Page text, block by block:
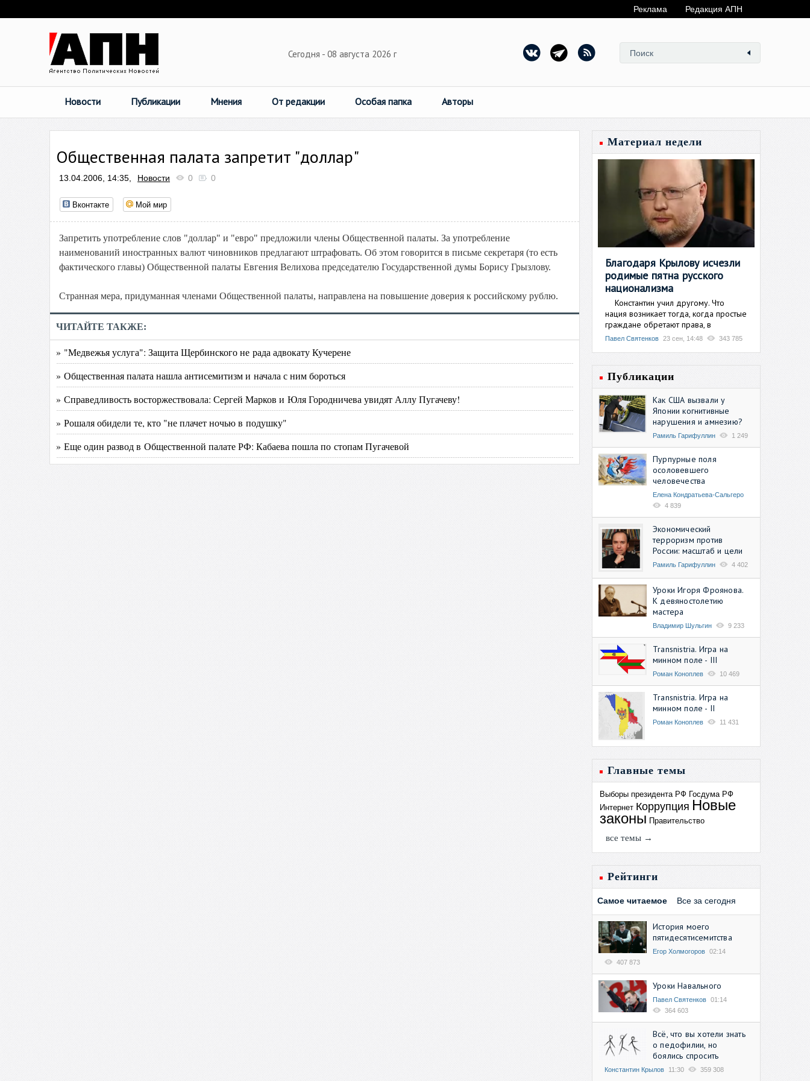
Реклама Редакция АПН
Сегодня - 08 августа 2026 г
Новости Публикации Мнения От редакции Особая папка Авторы
Общественная палата запретит "доллар"
13.04.2006, 14:35, Новости 0 0
Вконтакте Мой мир
Запретить употребление слов "доллар" и "евро" предложили члены Общественной палаты. За употребление
наименований иностранных валют чиновников предлагают штрафовать. Об этом говорится в письме секретаря (то есть
фактического главы) Общественной палаты Евгения Велихова председателю Государственной думы Борису Грызлову.
Странная мера, придуманная членами Общественной палаты, направлена на повышение доверия к российскому рублю.
ЧИТАЙТЕ ТАКЖЕ:
» "Медвежья услуга": Защита Щербинского не рада адвокату Кучерене
» Общественная палата нашла антисемитизм и начала с ним бороться
» Справедливость восторжествовала: Сергей Марков и Юля Городничева увидят Аллу Пугачеву!
» Рошаля обидели те, кто "не плачет ночью в подушку"
» Еще один развод в Общественной палате РФ: Кабаева пошла по стопам Пугачевой
Материал недели
Благодаря Крылову исчезли
родимые пятна русского
национализма
Константин учил другому. Что
нация возникает тогда, когда простые
граждане обретают права, в
Павел Святенков 23 сен, 14:48 343 785
Публикации
Как США вызвали у
Японии когнитивные
нарушения и амнезию?
Рамиль Гарифуллин 1 249
Пурпурные поля
осоловевшего
человечества
Елена Кондратьева-Сальгеро
4 839
Экономический
терроризм против
России: масштаб и цели
Рамиль Гарифуллин 4 402
Уроки Игоря Фроянова.
К девяностолетию
мастера
Владимир Шульгин 9 233
Transnistria. Игра на
минном поле - III
Роман Коноплев 10 469
Transnistria. Игра на
минном поле - II
Роман Коноплев 11 431
Главные темы
Выборы президента РФ Госдума РФ
Интернет Коррупция Новые
законы Правительство
все темы →
Рейтинги
Самое читаемое Все за сегодня
История моего
пятидесятисемитства
Егор Холмогоров 02:14
407 873
Уроки Навального
Павел Святенков 01:14
364 603
Всё, что вы хотели знать
о педофилии, но
боялись спросить
Константин Крылов 11:30 359 308